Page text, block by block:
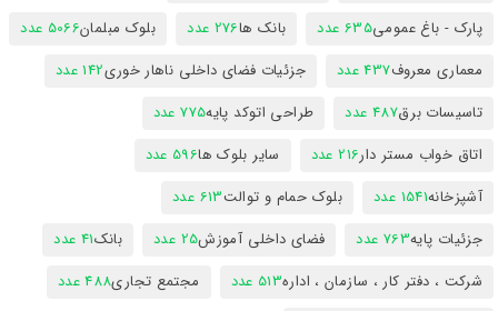
پارک - باغ عمومی635 عدد بانک ها276 عدد بلوک مبلمان5066 عدد
معماری معروف437 عدد جزئیات فضای داخلی ناهار خوری142 عدد
تاسیسات برق487 عدد طراحی اتوکد پایه775 عدد
اتاق خواب مستر دار216 عدد سایر بلوک ها596 عدد
آشپزخانه1541 عدد بلوک حمام و توالت613 عدد
جزئیات پایه763 عدد فضای داخلی آموزش25 عدد بانک41 عدد
شرکت ، دفتر کار ، سازمان ، اداره513 عدد مجتمع تجاری488 عدد